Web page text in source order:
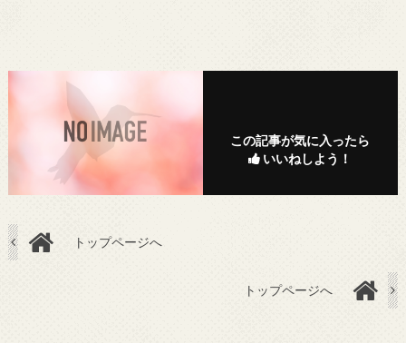
この記事が気に入ったら
いいねしよう！
トップページへ
トップページへ